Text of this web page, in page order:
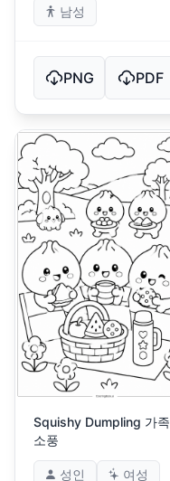
남성
PNG PDF
Squishy Dumpling 가족
소풍
성인 여성